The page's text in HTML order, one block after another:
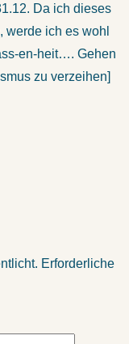
Da ich dieses
ich es wohl
en-heit…. Gehen
zu verzeihen]
Erforderliche